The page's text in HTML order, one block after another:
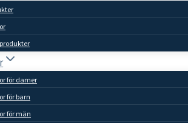
för damer
för barn
för män